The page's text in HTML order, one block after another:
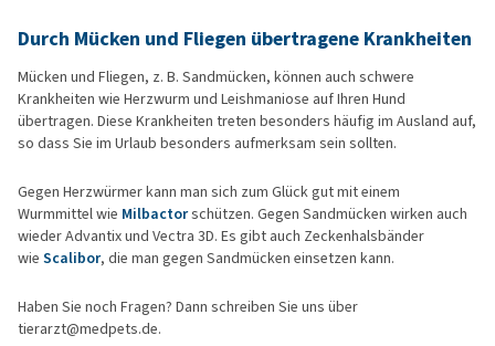
Durch Mücken und Fliegen übertragene Krankheiten
Mücken und Fliegen, z. B. Sandmücken, können auch schwere
Krankheiten wie Herzwurm und Leishmaniose auf Ihren Hund
übertragen. Diese Krankheiten treten besonders häufig im Ausland auf,
so dass Sie im Urlaub besonders aufmerksam sein sollten.
Gegen Herzwürmer kann man sich zum Glück gut mit einem
Wurmmittel wie Milbactorschützen. Gegen Sandmücken wirken auch
wieder Advantix und Vectra 3D. Es gibt auch Zeckenhalsbänder
wie Scalibor, die man gegen Sandmücken einsetzen kann.
Haben Sie noch Fragen? Dann schreiben Sie uns über
tierarzt@medpets.de.